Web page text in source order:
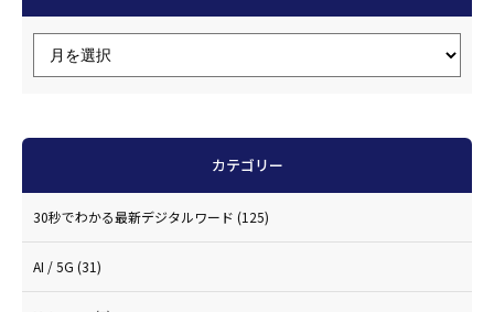
カテゴリー
30秒でわかる最新デジタルワード (125)
AI / 5G (31)